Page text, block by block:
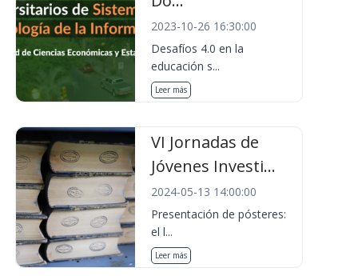
2023-10-26 16:30:00
Desafíos 4.0 en la
educación s...
Leer más
VI Jornadas de
Jóvenes Investi...
2024-05-13 14:00:00
Presentación de pósteres:
el l...
Leer más